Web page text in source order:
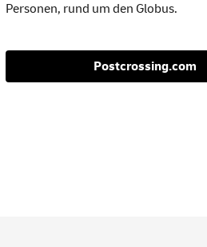
Personen, rund um den Globus.
Postcrossing.com